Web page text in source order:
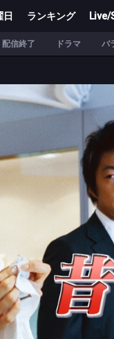
日 ランキング Live/
配信終了 ドラマ バ